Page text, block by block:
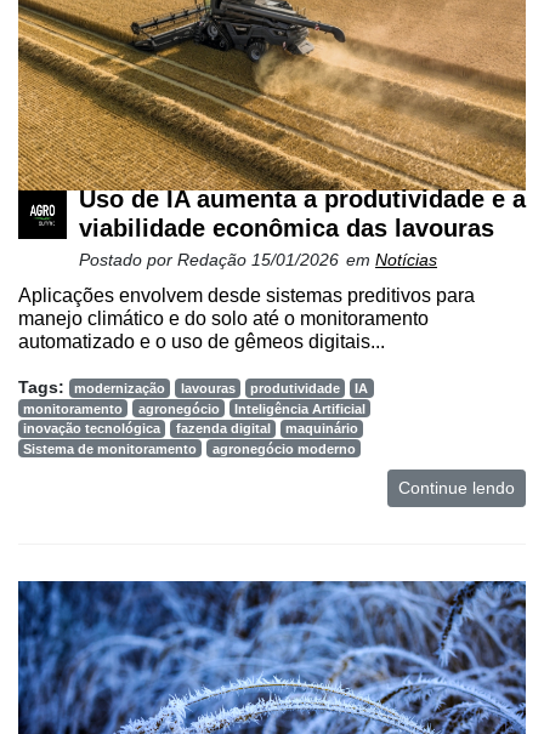
Uso de IA aumenta a produtividade e a
viabilidade econômica das lavouras
Postado por Redação 15/01/2026 em Notícias
Aplicações envolvem desde sistemas preditivos para
manejo climático e do solo até o monitoramento
automatizado e o uso de gêmeos digitais...
Tags: modernização lavouras produtividade
IA
monitoramento
agronegócio
Inteligência Artificial
inovação tecnológica
fazenda digital
maquinário
Sistema de monitoramento
agronegócio moderno
Continue lendo